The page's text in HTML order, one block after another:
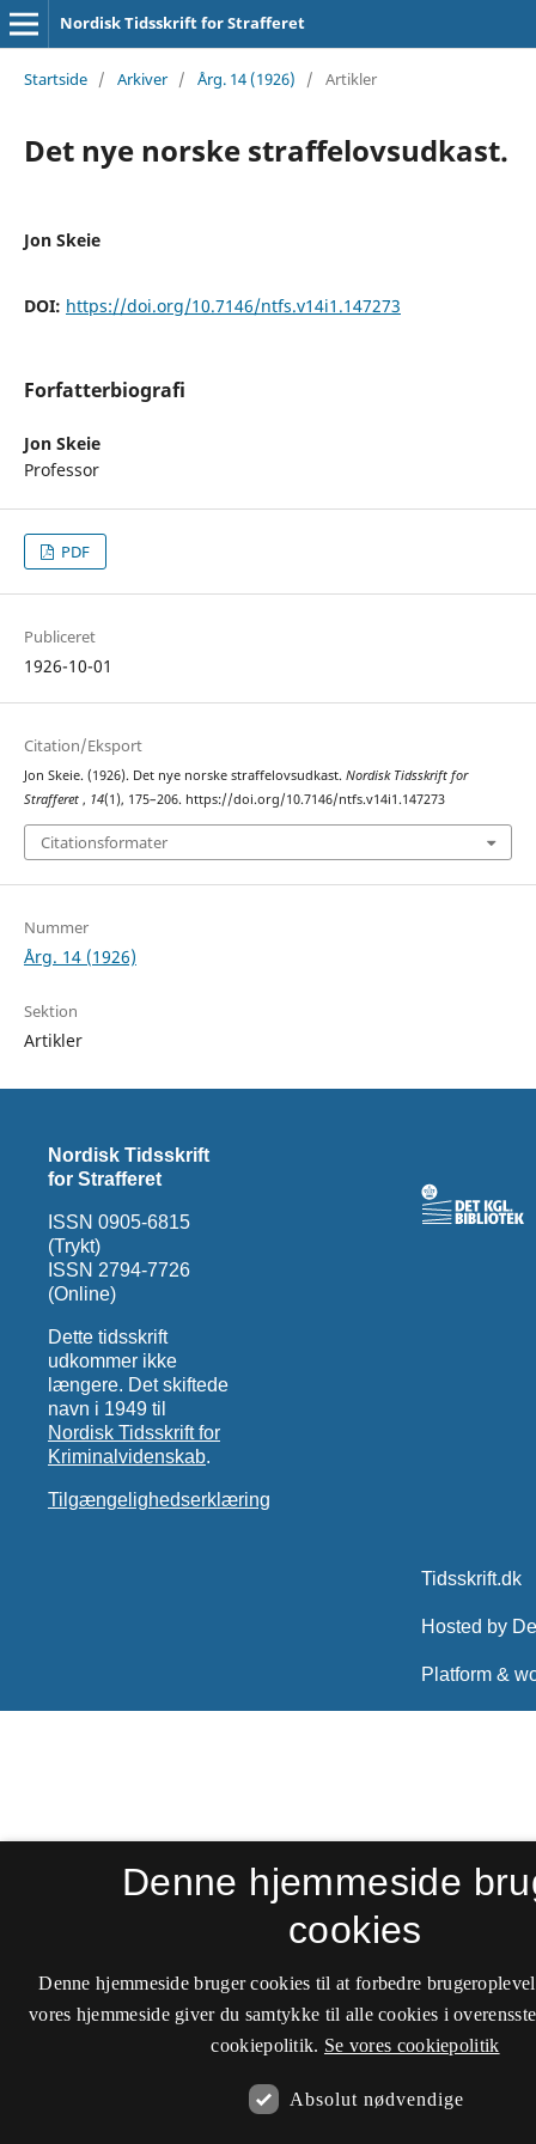
Nordisk Tidsskrift for Strafferet
Startside / Arkiver / Årg. 14 (1926) / Artikler
Det nye norske straffelovsudkast.
Jon Skeie
DOI: https://doi.org/10.7146/ntfs.v14i1.147273
Forfatterbiografi
Jon Skeie
Professor
PDF
Publiceret
1926-10-01
Citation/Eksport
Jon Skeie. (1926). Det nye norske straffelovsudkast. Nordisk Tidsskrift for
Strafferet , 14(1), 175–206. https://doi.org/10.7146/ntfs.v14i1.147273
Citationsformater
Nummer
Årg. 14 (1926)
Sektion
Artikler
Nordisk Tidsskrift
for Strafferet
ISSN 0905-6815
(Trykt)
ISSN 2794-7726
(Online)
Dette tidsskrift
udkommer ikke
længere. Det skiftede
navn i 1949 til
Nordisk Tidsskrift for
Kriminalvidenskab.
Tilgængelighedserklæring
Denne hjemmeside
cookies
Denne hjemmeside bruger cookies til at forbedre
vores hjemmeside giver du samtykke til alle cookies i
cookiepolitik. Se vores cookiepolitik
Absolut nødvendige